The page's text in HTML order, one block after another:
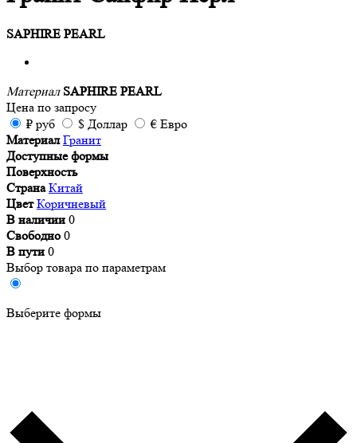
SAPHIRE PEARL
Материал SAPHIRE PEARL
Цена по запросу
₽ руб $ Доллар € Евро
Материал Гранит
Доступные формы
Поверхность
Страна Китай
Цвет Коричневый
В наличии 0
Свободно 0
В пути 0
Выбор товара по параметрам
Выберите формы